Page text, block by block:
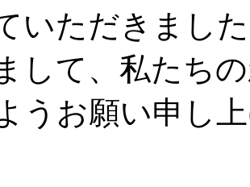
いただきまし
して、私たち
うお願い申し